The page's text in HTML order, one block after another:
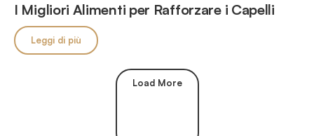
I Migliori Alimenti per Rafforzare i Capelli
Leggi di più
Load More